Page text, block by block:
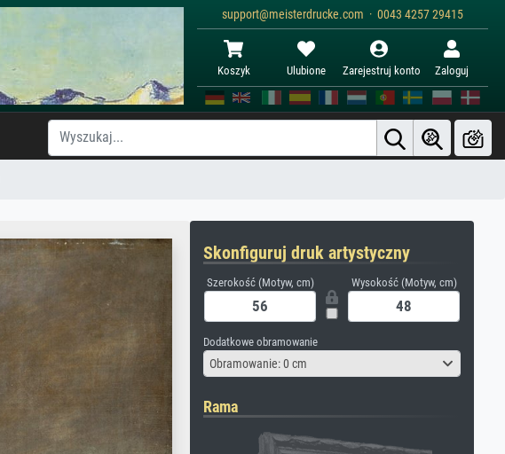
support@meisterdrucke.com · 0043 4257 29415
Koszyk Ulubione Zarejestruj konto Zaloguj
Skonfiguruj druk artystyczny
Szerokość (Motyw, cm) Wysokość (Motyw, cm)
Dodatkowe obramowanie
Obramowanie: 0 cm
Rama